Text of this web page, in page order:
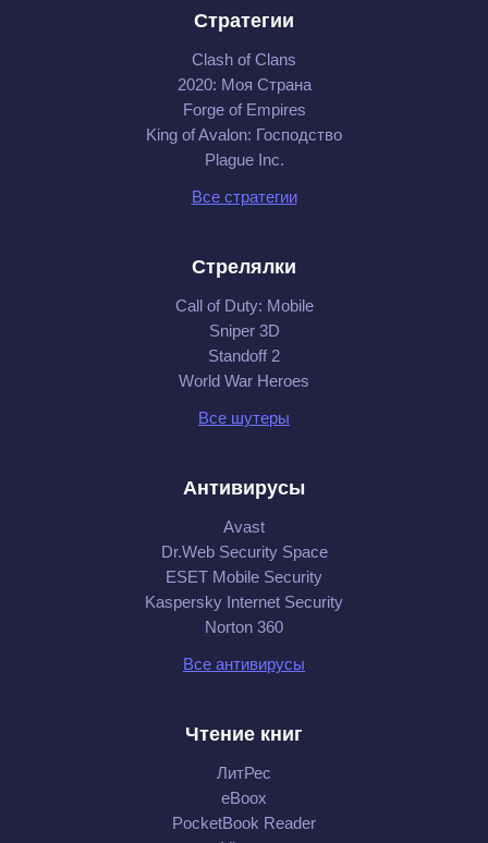
Стратегии
Clash of Clans
2020: Моя Cтрана
Forge of Empires
King of Avalon: Господство
Plague Inc.
Все стратегии
Стрелялки
Call of Duty: Mobile
Sniper 3D
Standoff 2
World War Heroes
Все шутеры
Антивирусы
Avast
Dr.Web Security Space
ESET Mobile Security
Kaspersky Internet Security
Norton 360
Все антивирусы
Чтение книг
ЛитРес
eBoox
PocketBook Reader